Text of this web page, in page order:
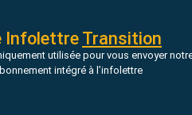
Infolettre Transition
utilisée pour vous envoyer
intégré à l’infolettre